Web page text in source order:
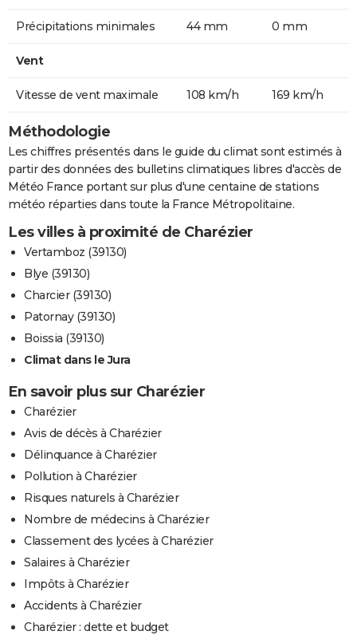
Précipitations minimales 44 mm 0 mm
Vent
Vitesse de vent maximale 108 km/h 169 km/h
Méthodologie
Les chiffres présentés dans le guide du climat sont estimés à
partir des données des bulletins climatiques libres d'accès de
Météo France portant sur plus d'une centaine de stations
météo réparties dans toute la France Métropolitaine.
Les villes à proximité de Charézier
Vertamboz (39130)
Blye (39130)
Charcier (39130)
Patornay (39130)
Boissia (39130)
Climat dans le Jura
En savoir plus sur Charézier
Charézier
Avis de décès à Charézier
Délinquance à Charézier
Pollution à Charézier
Risques naturels à Charézier
Nombre de médecins à Charézier
Classement des lycées à Charézier
Salaires à Charézier
Impôts à Charézier
Accidents à Charézier
Charézier : dette et budget